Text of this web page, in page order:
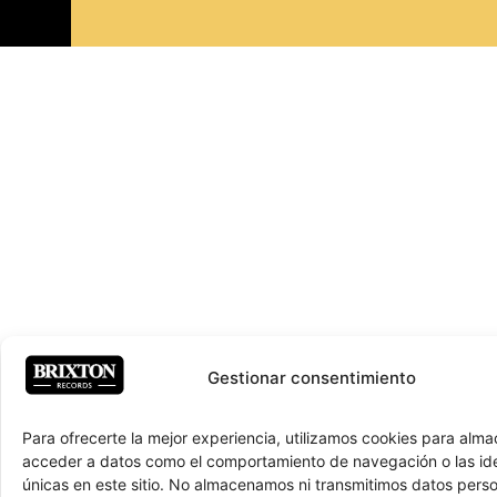
Gestionar consentimiento
Para ofrecerte la mejor experiencia, utilizamos cookies para
acceder a datos como el comportamiento de navegación o las
únicas en este sitio. No almacenamos ni transmitimos datos